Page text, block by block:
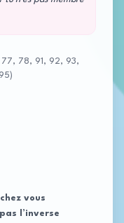
78, 91, 92, 93,
)
vous
l’inverse